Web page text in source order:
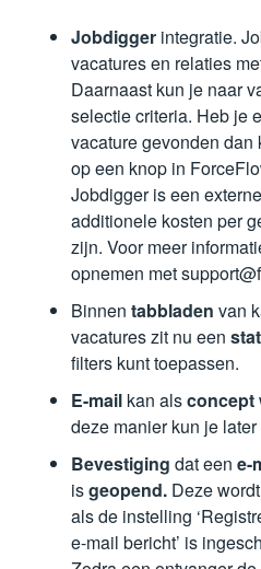
Jobdigger integratie.
vacatures en relaties
Daarnaast kun je naar
selectie criteria. Heb je
vacature gevonden dan
op een knop in
Jobdigger is een
additionele kosten per
zijn. Voor meer
opnemen met
Binnen tabbladen van
vacatures zit nu een
filters kunt toepassen.
E-mail kan alsconcept
deze manier kun je
Bevestiging dat een e-
isgeopend. Deze
als de instelling
e-mail bericht’ is